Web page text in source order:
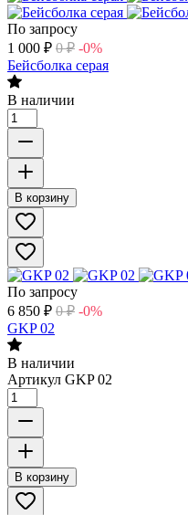
По запросу
1 000 ₽ 0 ₽ -0%
Бейсболка серая
В наличии
В корзину
По запросу
6 850 ₽ 0 ₽ -0%
GKP 02
В наличии
Артикул GKP 02
В корзину